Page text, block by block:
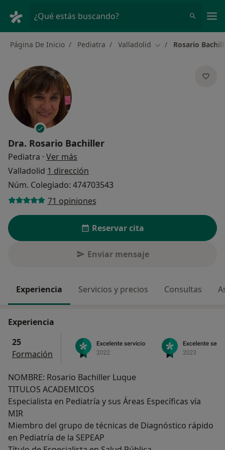
¿Qué estás buscando?
Página De Inicio Pediatra Valladolid Cambiar de ciudad
Rosario
Dra. Rosario Bachiller
Pediatra · Ver más
Valladolid 1 dirección
Núm. Colegiado: 474703543
71 opiniones
Reservar cita
Enviar mensaje
Experiencia Servicios y precios Consultas
Experiencia
25
Formación
NOMBRE: Rosario Bachiller Luque
TITULOS ACADEMICOS
Especialista en Pediatría y sus Áreas Específicas vía
MIR
Miembro del grupo de técnicas de Diagnóstico rápido
en Pediatría de la SEPEAP